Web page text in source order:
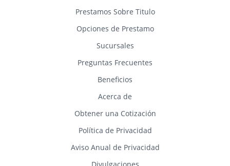
Prestamos Sobre Titulo
Opciones de Prestamo
Sucursales
Preguntas Frecuentes
Beneficios
Acerca de
Obtener una Cotización
Política de Privacidad
Aviso Anual de Privacidad